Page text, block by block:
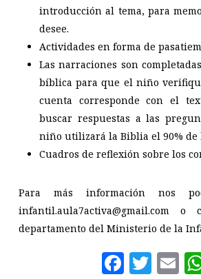
introducción al tema, para
desee.
Actividades en forma de
Las narraciones son
bíblica para que el niño
cuenta corresponde con el
buscar respuestas a las
niño utilizará la Biblia el 90% de
Cuadros de reflexión sobre los
Para más información nos
infantil.aula7activa@gmail.com
departamento del Ministerio de la